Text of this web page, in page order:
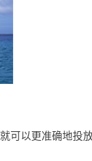
可以更准确地投放